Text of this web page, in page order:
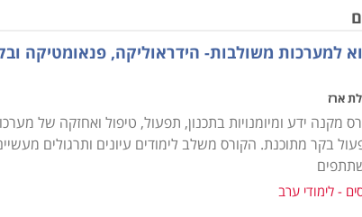
בצוותא עם פנאומטיקה שהיא טכנולוגיה
היתרון שבהפעלת מכונות באמצעות אוויר נובע מכך
דליפת אוויר אינה גורמת לנזק, וזאת בניגוד לנוזל
ו פנאומטיקה כוללים את יסודות ההידראוליקה, לימודי
, מערכות הידרו-פנאומטיות, שסתומי סרון - תכנון,
הספקת אוויר: תכנון, בחירה ותחזוקה , שסתומי פיקוד
למערכות משולבות- הידראוליקה, פנאומטיקה
ארז
מקנה ידע ומיומנויות בתכנון, תפעול, טיפול ואחזקה של
בקר מתוכנת. הקורס משלב לימודים עיונים ותרגולים
- לימודי ערב